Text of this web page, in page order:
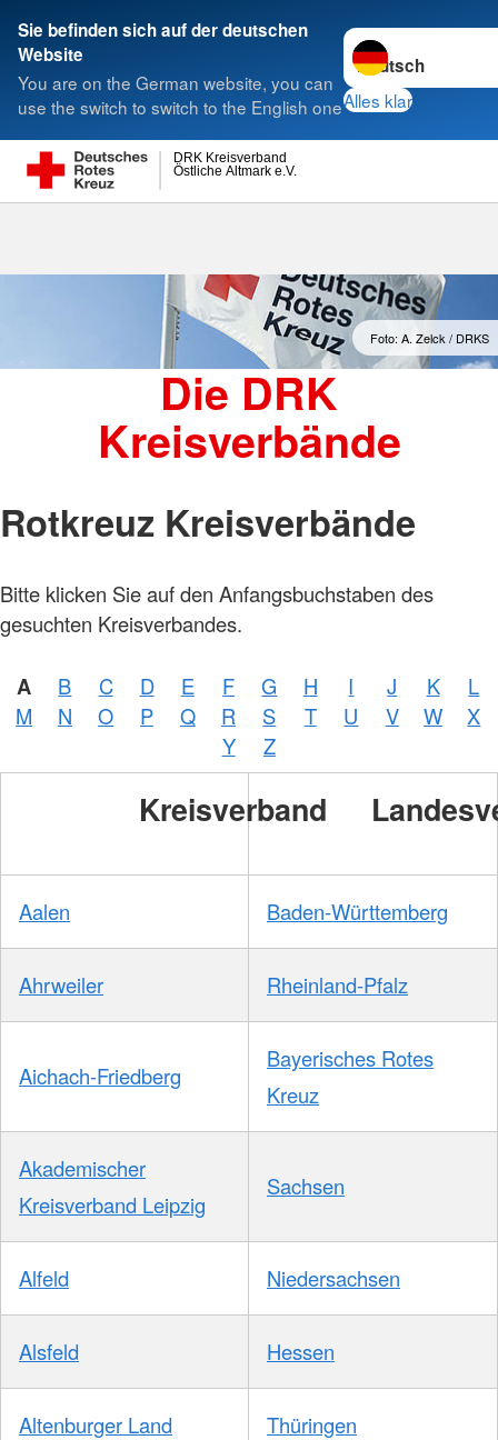
Sie befinden sich auf der deutschen
Website
You are on the German website, you can
use the switch to switch to the English one
Sprache wechseln
Alles klar
Östliche Altmark e.V.
DRK Kreisverband
Suche
Kreisverbände
Foto: A. Zelck / DRKS
Die DRK
Kreisverbände
Rotkreuz Kreisverbände
Bitte klicken Sie auf den Anfangsbuchstaben des
gesuchten Kreisverbandes.
A B C D E F G H I J K
L
M
N O P Q R S T U V W
X
Y
Z
Kreisverband
Aalen Baden-Württemberg
Ahrweiler Rheinland-Pfalz
Aichach-Friedberg
Bayerisches Rotes
Kreuz
Akademischer
Kreisverband Leipzig
Sachsen
Alfeld Niedersachsen
Alsfeld Hessen
Altenburger Land Thüringen